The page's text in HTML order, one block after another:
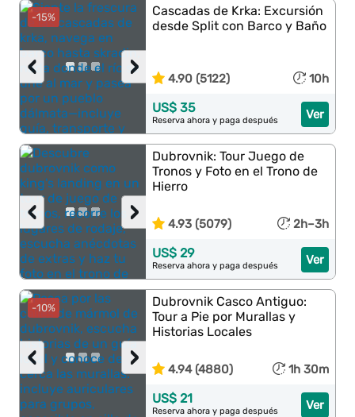
-15%
›
‹
Cascadas de Krka: Excursión
desde Split con Barco y Baño
4.90 (5122) 10h
Ver
US$ 35
Reserva ahora y paga después
›
‹
Dubrovnik: Tour Juego de
Tronos y Foto en el Trono de
Hierro
4.93 (5079) 2h–3h
Ver
US$ 29
Reserva ahora y paga después
-10%
›
‹
Dubrovnik Casco Antiguo:
Tour a Pie por Murallas y
Historias Locales
4.94 (4880) 1h 30m
Ver
US$ 21
Reserva ahora y paga después